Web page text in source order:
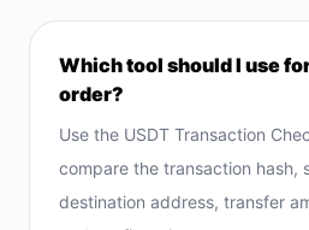
Which tool should I use
order?
Use the USDT Transaction
compare the transaction hash,
destination address, transfer